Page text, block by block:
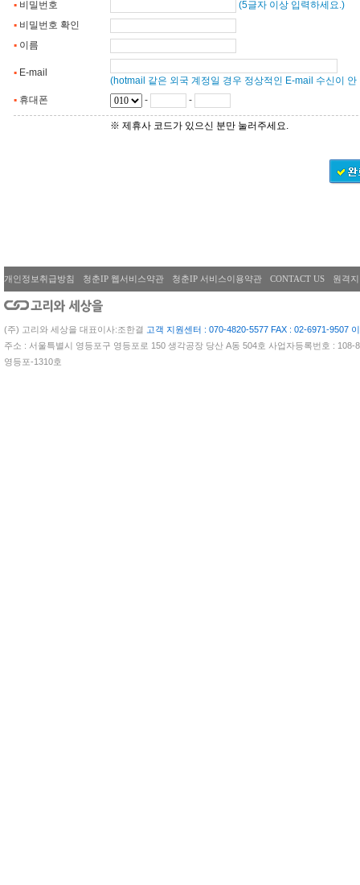
▪ 비밀번호
(5글자 이상 입력하세요.)
▪ 비밀번호 확인
▪ 이름
▪ E-mail
(hotmail 같은 외국 계정일 경우 정상적인 E-mail 수신이 안
▪ 휴대폰 - -
※ 제휴사 코드가 있으신 분만 눌러주세요.
개인정보취급방침 청춘IP 웹서비스약관 청춘IP 서비스이용약관 CONTACT US 원격
(주) 고리와 세상을 대표이사:조한결 고객 지원센터 : 070-4820-5577 FAX : 02-6971-9507
주소 : 서울특별시 영등포구 영등포로 150 생각공장 당산 A동 504호 사업자등록번호 :
영등포-1310호